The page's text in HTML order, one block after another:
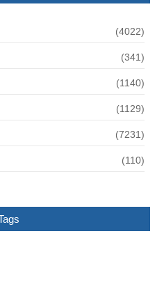
(4022)
(341)
(1140)
(1129)
(7231)
(110)